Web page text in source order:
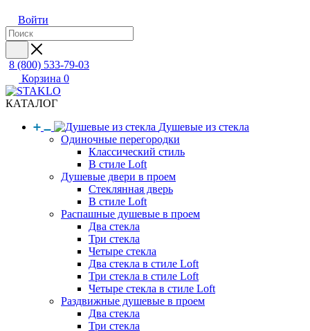
Войти
8 (800) 533-79-03
Корзина 0
КАТАЛОГ
Душевые из стекла
Одиночные перегородки
Классический стиль
В стиле Loft
Душевые двери в проем
Стеклянная дверь
В стиле Loft
Распашные душевые в проем
Два стекла
Три стекла
Четыре стекла
Два стекла в стиле Loft
Три стекла в стиле Loft
Четыре стекла в стиле Loft
Раздвижные душевые в проем
Два стекла
Три стекла